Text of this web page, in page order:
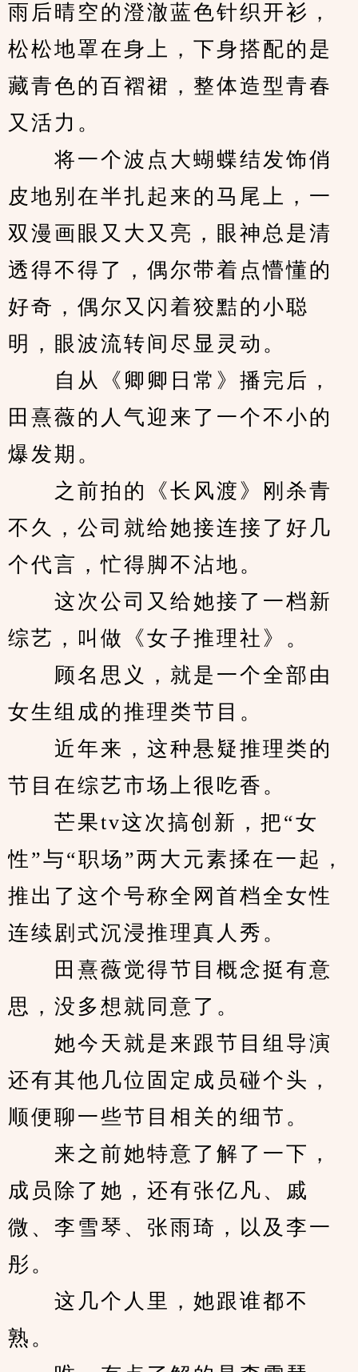
雨后晴空的澄澈蓝色针织开衫，
松松地罩在身上，下身搭配的是
藏青色的百褶裙，整体造型青春
又活力。
将一个波点大蝴蝶结发饰俏
皮地别在半扎起来的马尾上，一
双漫画眼又大又亮，眼神总是清
透得不得了，偶尔带着点懵懂的
好奇，偶尔又闪着狡黠的小聪
明，眼波流转间尽显灵动。
自从《卿卿日常》播完后，
田熹薇的人气迎来了一个不小的
爆发期。
之前拍的《长风渡》刚杀青
不久，公司就给她接连接了好几
个代言，忙得脚不沾地。
这次公司又给她接了一档新
综艺，叫做《女子推理社》。
顾名思义，就是一个全部由
女生组成的推理类节目。
近年来，这种悬疑推理类的
节目在综艺市场上很吃香。
芒果tv这次搞创新，把“女
性”与“职场”两大元素揉在一起，
推出了这个号称全网首档全女性
连续剧式沉浸推理真人秀。
田熹薇觉得节目概念挺有意
思，没多想就同意了。
她今天就是来跟节目组导演
还有其他几位固定成员碰个头，
顺便聊一些节目相关的细节。
来之前她特意了解了一下，
成员除了她，还有张亿凡、戚
微、李雪琴、张雨琦，以及李一
彤。
这几个人里，她跟谁都不
熟。